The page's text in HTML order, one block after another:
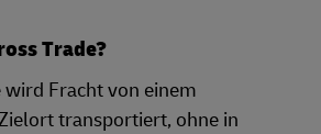
Trade?
wird Fracht von einem
transportiert, ohne in